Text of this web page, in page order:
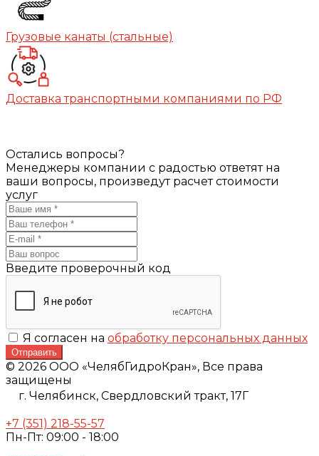
Грузовые канаты (стальные)
Доставка транспортными компаниями по РФ
Остались вопросы?
Менеджеры компании с радостью ответят на
ваши вопросы, произведут расчет стоимости
услуг
Введите проверочный код
Я согласен на обработку персональных данных
Отправить
© 2026 ООО «ЧелябГидроКран», Все права
защищены
г. Челябинск, Свердловский тракт, 17Г
+7 (351) 218-55-57
Пн-Пт: 09:00 - 18:00